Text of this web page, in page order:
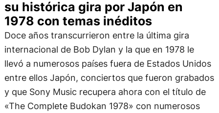
su histórica gira por Japón en
1978 con temas inéditos
Doce años transcurrieron entre la última gira
internacional de Bob Dylan y la que en 1978 le
llevó a numerosos países fuera de Estados Unidos
entre ellos Japón, conciertos que fueron grabados
y que Sony Music recupera ahora con el título de
«The Complete Budokan 1978» con numerosos